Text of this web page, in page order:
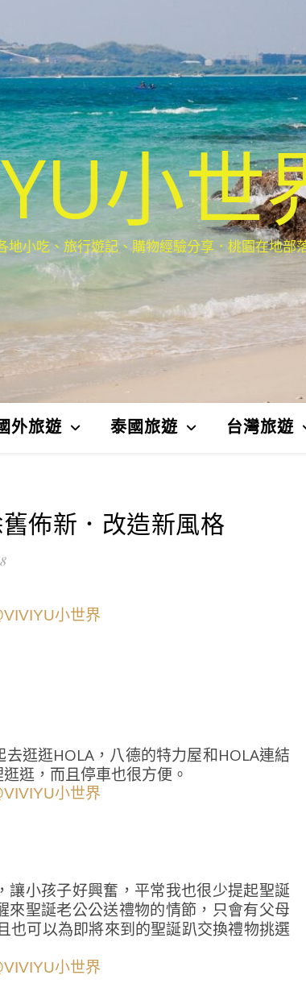
小世
地小吃、旅行遊記、購物經驗分享．桃園在地
外旅遊 泰國旅遊 台灣旅遊
佈新．改造新風格
逛逛HOLA，八德的特力屋和HOLA連結
逛，而且停車也很方便。
小孩子好興奮，平常我也很少提起聖誕
聖誕老公公送禮物的情節，只會有父母
也可以為即將來到的聖誕趴交換禮物挑選